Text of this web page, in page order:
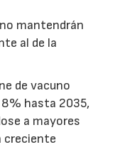
mantendrán
al de la
de vacuno
hasta 2035,
a mayores
creciente